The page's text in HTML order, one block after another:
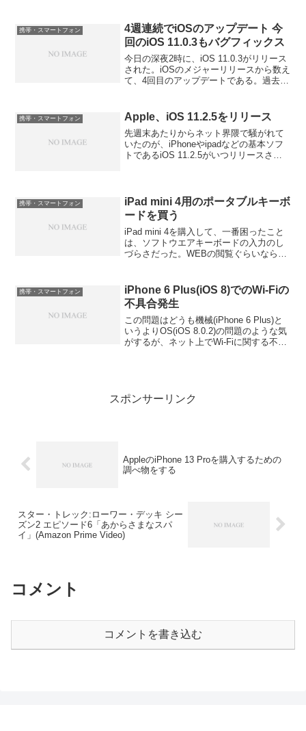
に、「モバイルデータ通信を一時的に利
用...
携帯・スマートフォン
4週連続でiOSのアップデート 今
回のiOS 11.0.3もバグフィックス
今日の深夜2時に、iOS 11.0.3がリリース
された。iOSのメジャーリリースから数え
て、4回目のアップデートである。過去、
け、iOSのバグが潰しきれないまま、メ...
携帯・スマートフォン Apple、iOS 11.2.5をリリース
先週末あたりからネット界隈で騒がれて
いたのが、iPhoneやipadなどの基本ソフ
トであるiOS 11.2.5がいつリリースされ
携帯・スマートフォン
iPad mini 4用のポータブルキーボ
ードを買う
iPad mini 4を購入して、一番困ったこと
は、ソフトウエアキーボードの入力のし
づらさだった。WEBの閲覧ぐらいなら、
と、かなり時間がかかってしまう。で思
いつ...
携帯・スマートフォン
iPhone 6 Plus(iOS 8)でのWi-Fiの
不具合発生
この問題はどうも機械(iPhone 6 Plus)と
いうよりOS(iOS 8.0.2)の問題のような気
がするが、ネット上でWi-Fiに関する不具
スポンサーリンク
AppleのiPhone 13 Proを購入するための
調べ物をする
スター・トレック:ローワー・デッキ シー
ズン2 エピソード6「あからさまなスパ
イ」(Amazon Prime Video)
コメント
コメントを書き込む